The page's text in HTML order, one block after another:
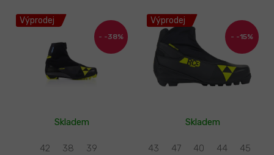
Výprodej
-38%
Skladem
42 38 39
Výprodej
-15%
Skladem
43 47 40 44 45